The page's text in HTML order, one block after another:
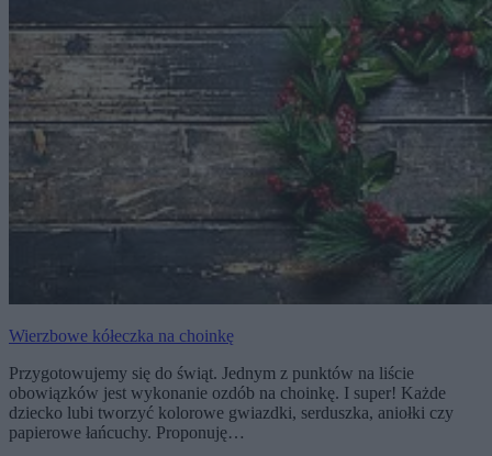
Wierzbowe kółeczka na choinkę
Przygotowujemy się do świąt. Jednym z punktów na liście
obowiązków jest wykonanie ozdób na choinkę. I super! Każde
dziecko lubi tworzyć kolorowe gwiazdki, serduszka, aniołki czy
papierowe łańcuchy. Proponuję…